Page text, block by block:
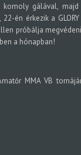
komoly gálával,
én érkezik a
próbálja
a hónapban!
MMA VB